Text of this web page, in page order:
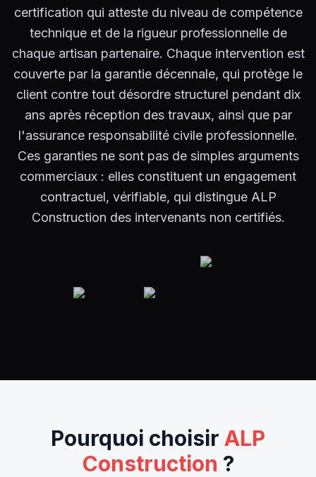
certification qui atteste du niveau de compétence
technique et de la rigueur professionnelle de
chaque artisan partenaire. Chaque intervention est
couverte par la garantie décennale, qui protège le
client contre tout désordre structurel pendant dix
ans après réception des travaux, ainsi que par
l'assurance responsabilité civile professionnelle.
Ces garanties ne sont pas de simples arguments
commerciaux : elles constituent un engagement
contractuel, vérifiable, qui distingue ALP
Construction des intervenants non certifiés.
Pourquoi choisir ALP
Construction ?